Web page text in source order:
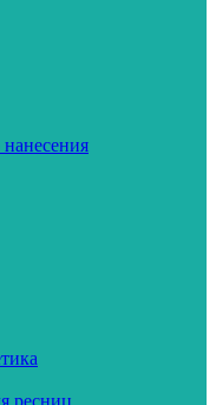
нанесения
ресниц